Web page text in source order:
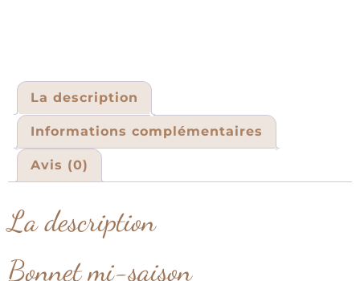
La description
Informations complémentaires
Avis (0)
La description
Bonnet mi-saison